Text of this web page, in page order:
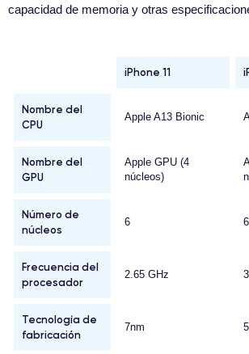
capacidad de memoria y otras
iPhone 11
Nombre del
CPU
Apple A13 Bionic
Nombre del
GPU
Apple GPU (4
núcleos)
Número de
núcleos
6 6
Frecuencia del
procesador
2.65 GHz
Tecnología de
fabricación
7nm